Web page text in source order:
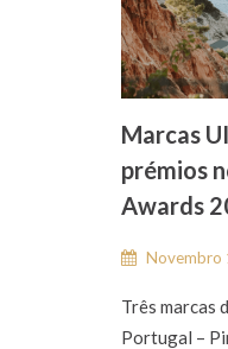
Marcas
prémios
Awards
Novembro
Três marcas
Portugal –